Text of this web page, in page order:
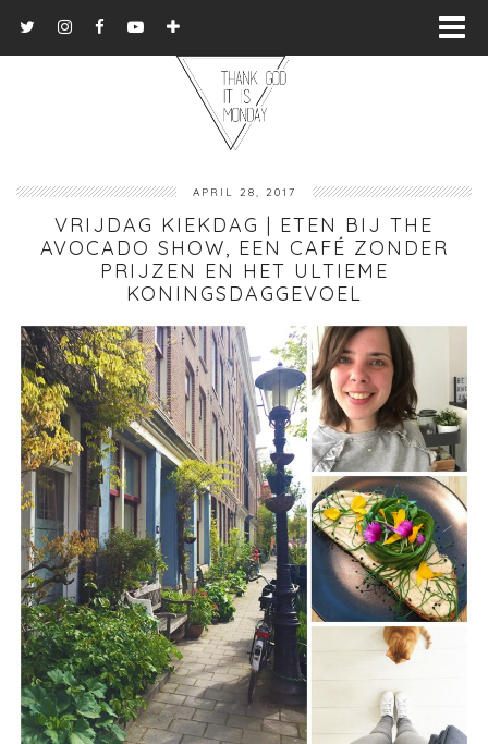
APRIL 28, 2017
VRIJDAG KIEKDAG | ETEN BIJ THE
AVOCADO SHOW, EEN CAFÉ ZONDER
PRIJZEN EN HET ULTIEME
KONINGSDAGGEVOEL